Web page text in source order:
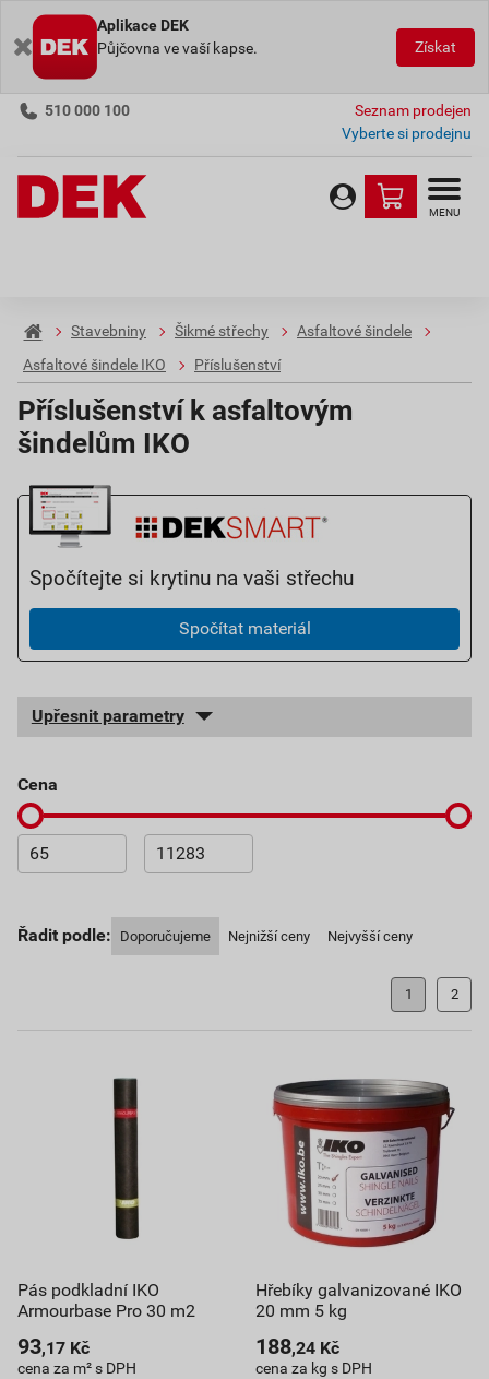
Aplikace DEK
Půjčovna ve vaší kapse.
Získat
510 000 100
Seznam prodejen
Vyberte si prodejnu
MENU
Stavebniny Šikmé střechy
Asfaltové šindele
Asfaltové šindele IKO
Příslušenství
Příslušenství k asfaltovým
šindelům IKO
Spočítejte si krytinu na vaši střechu
Spočítat materiál
Upřesnit parametry
cena
Řadit podle: Doporučujeme Nejnižší ceny Nejvyšší ceny
1 2
Pás podkladní IKO
Armourbase Pro 30 m2
93,17 Kč
cena za m² s DPH
Hřebíky galvanizované IKO
20 mm 5 kg
188,24 Kč
cena za kg s DPH